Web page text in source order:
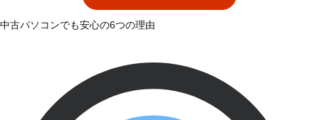
中古パソコンでも安心の6つの理由